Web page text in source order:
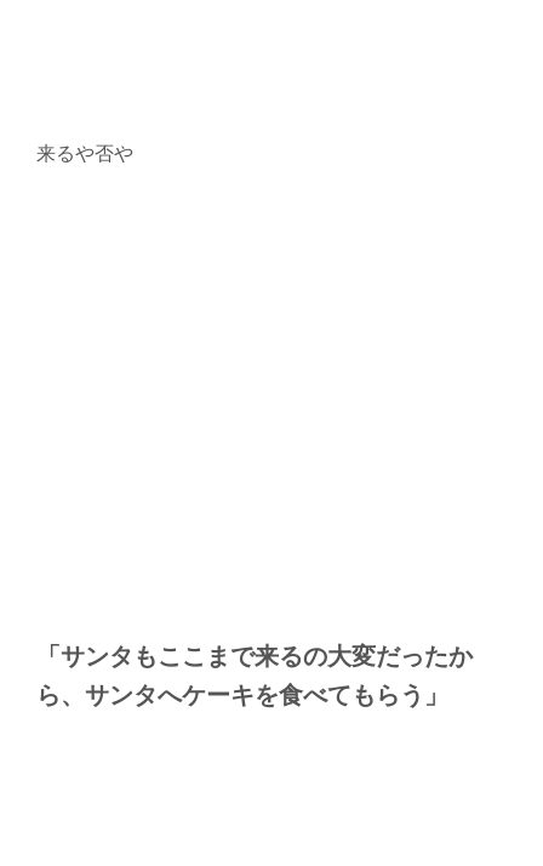
来るや否や
「サンタもここまで来るの大変だったか
ら、サンタへケーキを食べてもらう」